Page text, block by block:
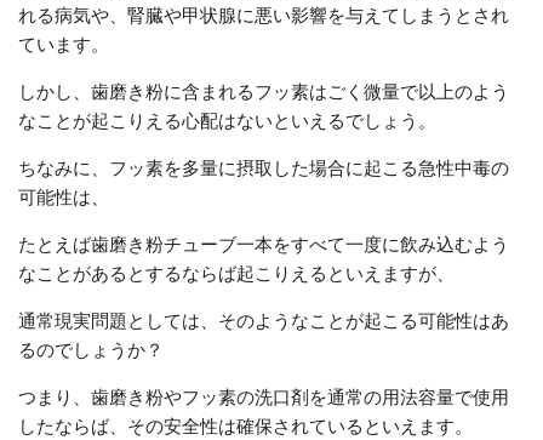
れる病気や、腎臓や甲状腺に悪い影響を与えてしまうとされ
ています。
しかし、歯磨き粉に含まれるフッ素はごく微量で以上のよう
なことが起こりえる心配はないといえるでしょう。
ちなみに、フッ素を多量に摂取した場合に起こる急性中毒の
可能性は、
たとえば歯磨き粉チューブ一本をすべて一度に飲み込むよう
なことがあるとするならば起こりえるといえますが、
通常現実問題としては、そのようなことが起こる可能性はあ
るのでしょうか？
つまり、歯磨き粉やフッ素の洗口剤を通常の用法容量で使用
したならば、その安全性は確保されているといえます。